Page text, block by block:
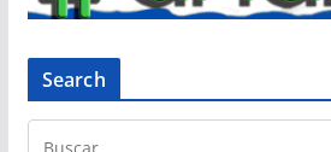
Search